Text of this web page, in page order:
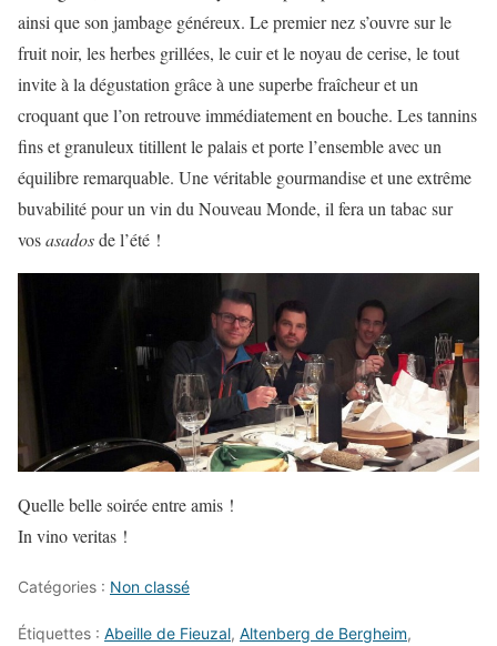
ainsi que son jambage généreux. Le premier nez s’ouvre sur le
fruit noir, les herbes grillées, le cuir et le noyau de cerise, le tout
invite à la dégustation grâce à une superbe fraîcheur et un
croquant que l’on retrouve immédiatement en bouche. Les tannins
fins et granuleux titillent le palais et porte l’ensemble avec un
équilibre remarquable. Une véritable gourmandise et une extrême
buvabilité pour un vin du Nouveau Monde, il fera un tabac sur
vosasadosde l’été !
Quelle belle soirée entre amis !
In vino veritas !
Catégories : Non classé
Étiquettes : Abeille de Fieuzal, Altenberg de Bergheim,